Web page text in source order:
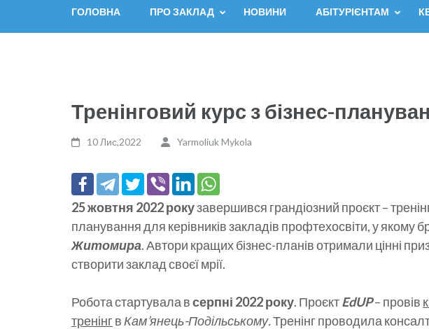
ГОЛОВНА ПРО ЗАКЛАД НОВИНИ АБІТУРІЄНТАМ
Тренінговий курс з бізнес-
10 Лис,2022 Yarmoliuk Mykola
25 жовтня 2022 рокузавершився грандіозний проєкт –
планування для керівників закладів профтехосвіти, у якому
Житомира. Автори кращих бізнес-планів отримали цінні
створити заклад своєї мрії.
Робота стартувала всерпні 2022 року. ПроєктEdUP– провів
тренінг вКам’янець-Подільському.Тренінг проводила